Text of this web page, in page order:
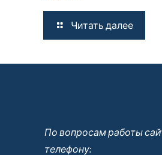
Читать далее
По вопросам работы
телефону: